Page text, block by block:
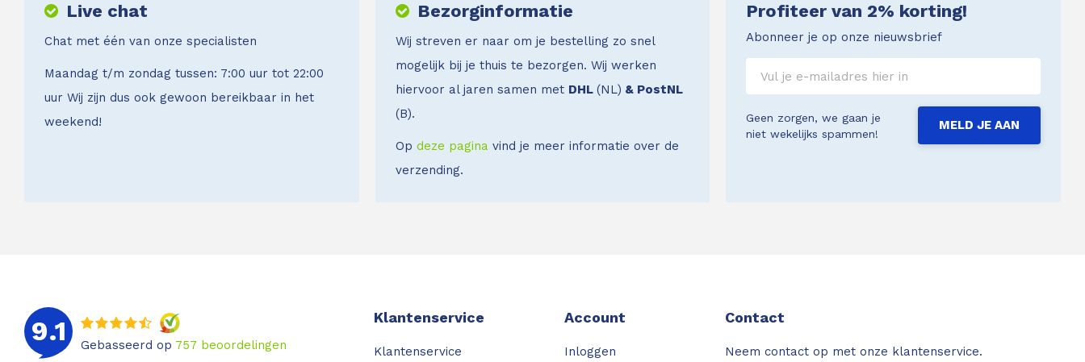
Live chat
Chat met één van onze specialisten
Maandag t/m zondag tussen: 7:00 uur tot 22:00
uur Wij zijn dus ook gewoon bereikbaar in het
weekend!
Bezorginformatie
Wij streven er naar om je bestelling zo snel
mogelijk bij je thuis te bezorgen. Wij werken
hiervoor al jaren samen met DHL (NL) & PostNL
(B).
Op deze pagina vind je meer informatie over de
verzending.
Profiteer van 2% korting!
Abonneer je op onze nieuwsbrief
Geen zorgen, we gaan je
niet wekelijks spammen!
MELD JE AAN
9.1 Gebasseerd op 757 beoordelingen
Klantenservice
Klantenservice
Account
Inloggen
Contact
Neem contact op met onze klantenservice.